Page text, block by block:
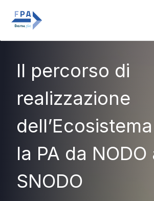
Accedi
Il percorso di
realizzazione
la PA da NODO
SNODO